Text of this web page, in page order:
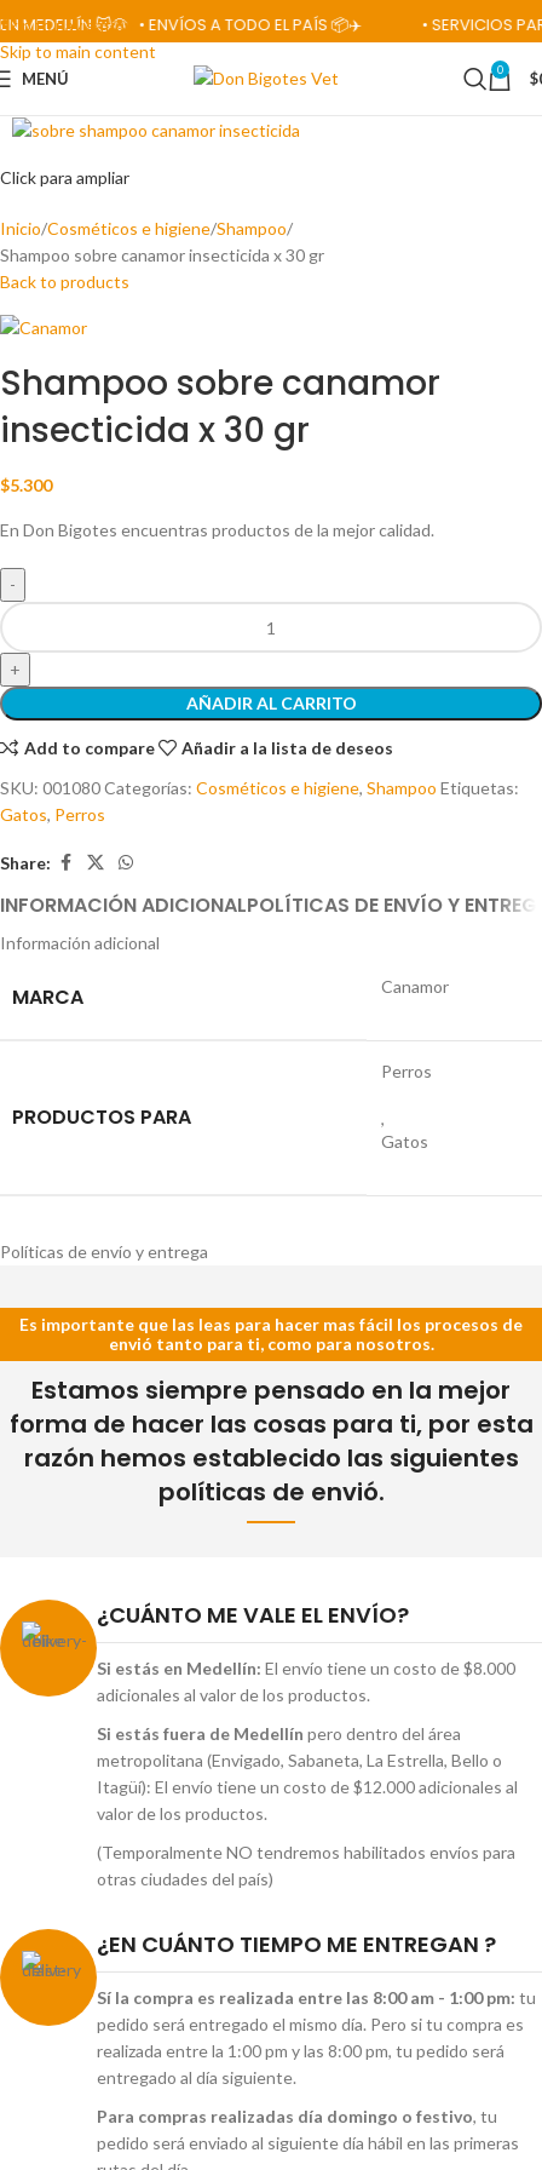
Skip to navigation
Skip to main content
🐱🐶 • ENVÍOS A TODO EL PAÍS 📦✈️ • SERVICIOS PARA
MENÚ 0 $
Click para ampliar
Inicio Cosméticos e higiene Shampoo
Shampoo sobre canamor insecticida x 30 gr
Back to products
Shampoo sobre canamor
insecticida x 30 gr
$5.300
En Don Bigotes encuentras productos de la mejor calidad.
AÑADIR AL CARRITO
Add to compare
Añadir a la lista de deseos
SKU: 001080Categorías: Cosméticos e higiene, Shampoo Etiquetas:
Gatos, Perros
Share:
INFORMACIÓN ADICIONALPOLÍTICAS DE ENVÍO Y
Información adicional
MARCA Canamor
PRODUCTOS PARA
Perros
,
Gatos
Políticas de envío y entrega
Es importante que las leas para hacer mas fácil los procesos de
envió tanto para ti, como para nosotros.
Estamos siempre pensado en la mejor
forma de hacer las cosas para ti, por esta
razón hemos establecido las siguientes
políticas de envió.
¿CUÁNTO ME VALE EL ENVÍO?
Si estás en Medellín: El envío tiene un costo de $8.000
adicionales al valor de los productos.
Si estás fuera de Medellín pero dentro del área
metropolitana (Envigado, Sabaneta, La Estrella, Bello o
Itagüí): El envío tiene un costo de $12.000 adicionales al
valor de los productos.
(Temporalmente NO tendremos habilitados envíos para
otras ciudades del país)
¿EN CUÁNTO TIEMPO ME ENTREGAN ?
Sí la compra es realizada entre las 8:00 am - 1:00 pm: tu
pedido será entregado el mismo día. Pero si tu compra es
realizada entre la 1:00 pm y las 8:00 pm, tu pedido será
entregado al día siguiente.
Para compras realizadas día domingo o festivo, tu
pedido será enviado al siguiente día hábil en las primeras